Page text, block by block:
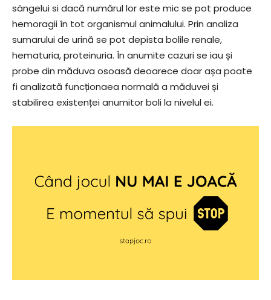
sângelui si dacă numărul lor este mic se pot produce
hemoragii în tot organismul animalului. Prin analiza
sumarului de urină se pot depista bolile renale,
hematuria, proteinuria. În anumite cazuri se iau și
probe din măduva osoasă deoarece doar așa poate
fi analizată funcționaea normală a măduvei și
stabilirea existenței anumitor boli la nivelul ei.